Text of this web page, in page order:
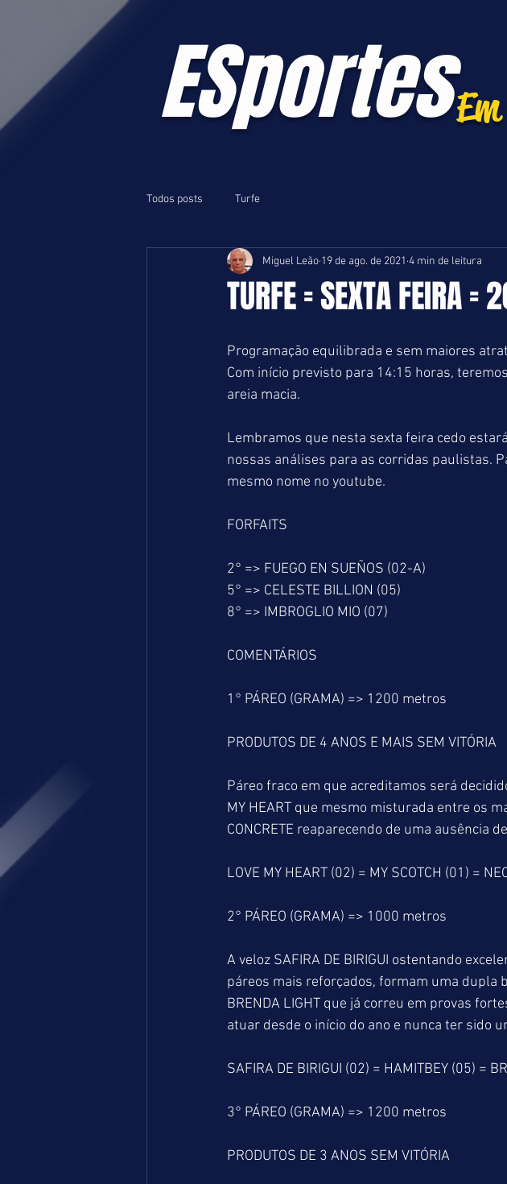
ESportes
Todos posts Turfe
TURFE = SEXTA FEIRA =
Miguel Leão 19 de ago. de 2021 4 min de leitura
Programação equilibrada e sem maiores
Com início previsto para 14:15 horas,
areia macia.
Lembramos que nesta sexta feira cedo
nossas análises para as corridas paulistas.
mesmo nome no youtube.
FORFAITS
2° => FUEGO EN SUEÑOS (02-A)
5° => CELESTE BILLION (05)
8° => IMBROGLIO MIO (07)
COMENTÁRIOS
1° PÁREO (GRAMA) => 1200 metros
PRODUTOS DE 4 ANOS E MAIS SEM VITÓRIA
Páreo fraco em que acreditamos será
MY HEART que mesmo misturada entre os
CONCRETE reaparecendo de uma ausência
LOVE MY HEART (02) = MY SCOTCH (01) =
2° PÁREO (GRAMA) => 1000 metros
A veloz SAFIRA DE BIRIGUI ostentando
páreos mais reforçados, formam uma dupla
BRENDA LIGHT que já correu em provas
atuar desde o início do ano e nunca ter sido
SAFIRA DE BIRIGUI (02) = HAMITBEY (05) =
3° PÁREO (GRAMA) => 1200 metros
PRODUTOS DE 3 ANOS SEM VITÓRIA